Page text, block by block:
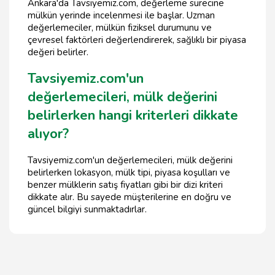
Ankara'da Tavsiyemiz.com, değerleme sürecine
mülkün yerinde incelenmesi ile başlar. Uzman
değerlemeciler, mülkün fiziksel durumunu ve
çevresel faktörleri değerlendirerek, sağlıklı bir piyasa
değeri belirler.
Tavsiyemiz.com'un
değerlemecileri, mülk değerini
belirlerken hangi kriterleri dikkate
alıyor?
Tavsiyemiz.com'un değerlemecileri, mülk değerini
belirlerken lokasyon, mülk tipi, piyasa koşulları ve
benzer mülklerin satış fiyatları gibi bir dizi kriteri
dikkate alır. Bu sayede müşterilerine en doğru ve
güncel bilgiyi sunmaktadırlar.